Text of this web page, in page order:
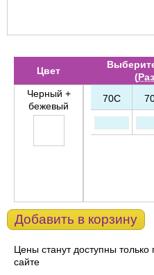
Цвет
(
Черный +
бежевый
70C
Добавить в корзину
Цены станут доступны
сайте